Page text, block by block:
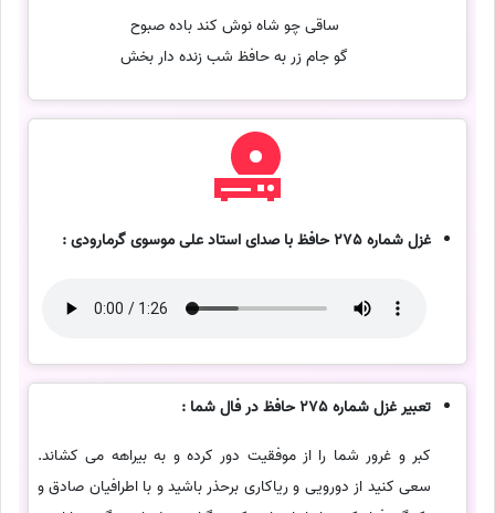
ساقی چو شاه نوش کند باده صبوح
گو جام زر به حافظ شب زنده دار بخش
غزل شماره 275 حافظ با صدای استاد علی موسوی گرمارودی :
تعبیر غزل شماره 275 حافظ در فال شما :
کبر و غرور شما را از موفقیت دور کرده و به بیراهه می کشاند.
سعی کنید از دورویی و ریاکاری برحذر باشید و با اطرافیان صادق و